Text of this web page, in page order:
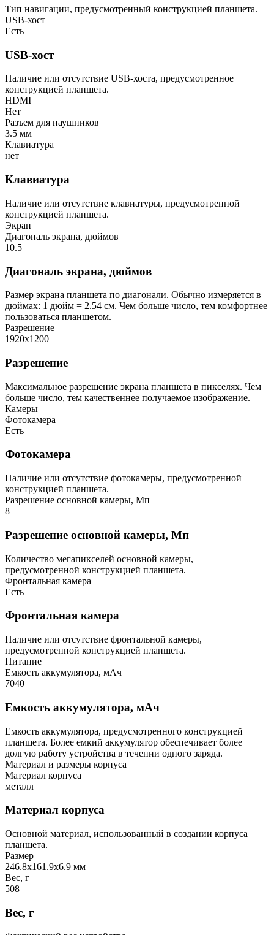
Тип навигации, предусмотренный конструкцией планшета.
USB-хост
Есть
USB-хост
Наличие или отсутствие USB-хоста, предусмотренное
конструкцией планшета.
HDMI
Нет
Разъем для наушников
3.5 мм
Клавиатура
нет
Клавиатура
Наличие или отсутствие клавиатуры, предусмотренной
конструкцией планшета.
Экран
Диагональ экрана, дюймов
10.5
Диагональ экрана, дюймов
Размер экрана планшета по диагонали. Обычно измеряется в
дюймах: 1 дюйм = 2.54 см. Чем больше число, тем комфортнее
пользоваться планшетом.
Разрешение
1920x1200
Разрешение
Максимальное разрешение экрана планшета в пикселях. Чем
больше число, тем качественнее получаемое изображение.
Камеры
Фотокамера
Есть
Фотокамера
Наличие или отсутствие фотокамеры, предусмотренной
конструкцией планшета.
Разрешение основной камеры, Мп
8
Разрешение основной камеры, Мп
Количество мегапикселей основной камеры,
предусмотренной конструкцией планшета.
Фронтальная камера
Есть
Фронтальная камера
Наличие или отсутствие фронтальной камеры,
предусмотренной конструкцией планшета.
Питание
Емкость аккумулятора, мАч
7040
Емкость аккумулятора, мАч
Емкость аккумулятора, предусмотренного конструкцией
планшета. Более емкий аккумулятор обеспечивает более
долгую работу устройства в течении одного заряда.
Материал и размеры корпуса
Материал корпуса
металл
Материал корпуса
Основной материал, использованный в создании корпуса
планшета.
Размер
246.8х161.9х6.9 мм
Вес, г
508
Вес, г